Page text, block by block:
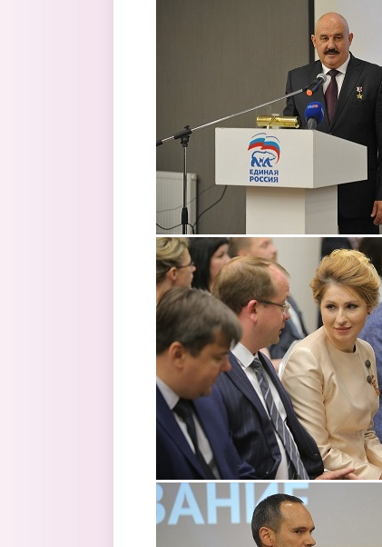
4.jpeg
6.jpeg